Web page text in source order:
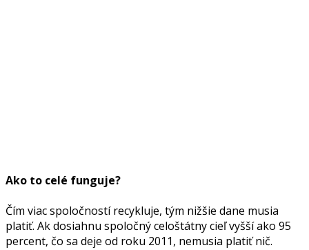
Ako to celé funguje?
Čím viac spoločností recykluje, tým nižšie dane musia
platiť. Ak dosiahnu spoločný celoštátny cieľ vyšší ako 95
percent, čo sa deje od roku 2011, nemusia platiť nič.